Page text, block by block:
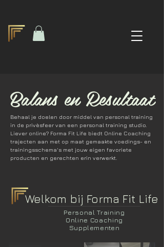
Behaal je doelen door middel van personal training
in de privèsfeer van een personal training studio.
Liever online? Forma Fit Life biedt Online Coaching
trajecten aan met op maat gemaakte voedings- en
trainingsschema's met jouw eigen favoriete
producten en gerechten erin verwerkt.
Balans en Resultaat
Welkom bij Forma Fit Life
Personal Training
Online Coaching
Supplementen